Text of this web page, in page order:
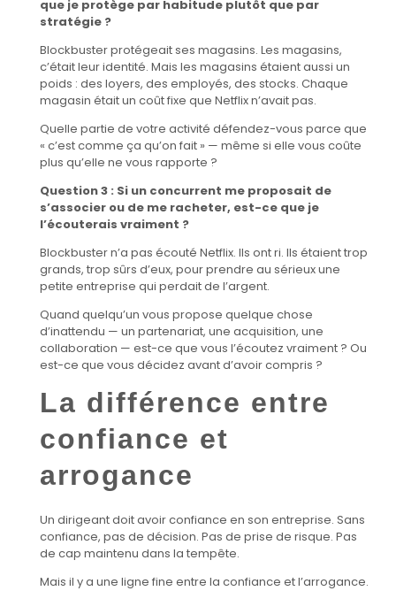
que je protège par habitude plutôt que par
stratégie ?
Blockbuster protégeait ses magasins. Les magasins,
c’était leur identité. Mais les magasins étaient aussi un
poids : des loyers, des employés, des stocks. Chaque
magasin était un coût fixe que Netflix n’avait pas.
Quelle partie de votre activité défendez-vous parce que
« c’est comme ça qu’on fait » — même si elle vous coûte
plus qu’elle ne vous rapporte ?
Question 3 : Si un concurrent me proposait de
s’associer ou de me racheter, est-ce que je
l’écouterais vraiment ?
Blockbuster n’a pas écouté Netflix. Ils ont ri. Ils étaient trop
grands, trop sûrs d’eux, pour prendre au sérieux une
petite entreprise qui perdait de l’argent.
Quand quelqu’un vous propose quelque chose
d’inattendu — un partenariat, une acquisition, une
collaboration — est-ce que vous l’écoutez vraiment ? Ou
est-ce que vous décidez avant d’avoir compris ?
La différence entre
confiance et
arrogance
Un dirigeant doit avoir confiance en son entreprise. Sans
confiance, pas de décision. Pas de prise de risque. Pas
de cap maintenu dans la tempête.
Mais il y a une ligne fine entre la confiance et l’arrogance.